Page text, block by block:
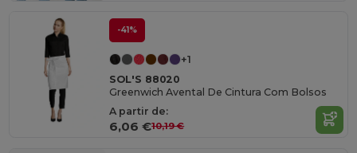
-41%
+1
SOL'S 88020
Greenwich Avental De Cintura Com Bolsos
A partir de:
6,06 €10,19 €